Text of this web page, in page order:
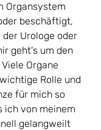
Organsystem
beschäftigt,
Urologe oder
geht's um den
Organe
Rolle und
für mich so
ich von meinem
gelangweilt